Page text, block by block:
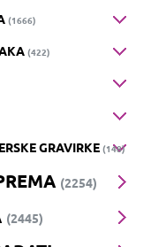
(1666)
(422)
GRAVIRKE (148)
(2254)
(2445)